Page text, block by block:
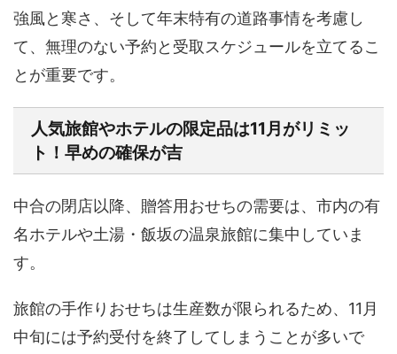
強風と寒さ、そして年末特有の道路事情を考慮し
て、 無理のない予約と受取スケジュールを立てるこ
とが重要です。
人気旅館やホテルの限定品は11月がリミッ
ト！早めの確保が吉
中合の閉店以降、贈答用おせちの需要は、市内の有
名ホテルや土湯・飯坂の温泉旅館に集中していま
す。
旅館の手作りおせちは生産数が限られるため、 11月
中旬には予約受付を終了 してしまうことが多いで